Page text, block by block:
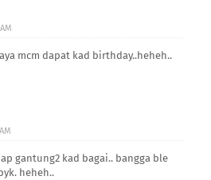
mcm dapat kad birthday..heheh..
gantung2 kad bagai.. bangga ble
heheh..